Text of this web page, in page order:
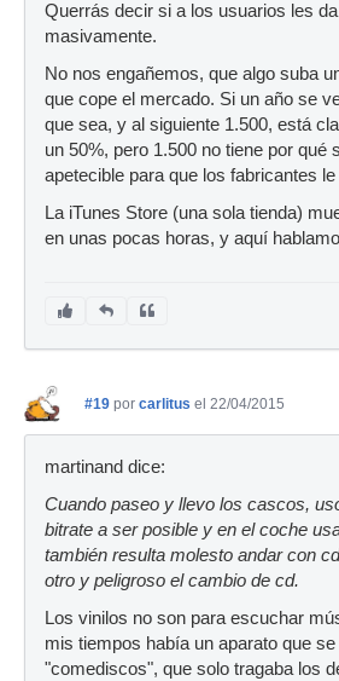
Querrás decir si a los usuarios les
masivamente.
No nos engañemos, que algo suba
que cope el mercado. Si un año se
que sea, y al siguiente 1.500, está
un 50%, pero 1.500 no tiene por qué
apetecible para que los fabricantes
La iTunes Store (una sola tienda)
en unas pocas horas, y aquí
#19 por carlitus el 22/04/2015
martinand dice:
Cuando paseo y llevo los cascos,
bitrate a ser posible y en el coche
también resulta molesto andar con
otro y peligroso el cambio de cd.
Los vinilos no son para escuchar
mis tiempos había un aparato que
"comediscos", que solo tragaba los